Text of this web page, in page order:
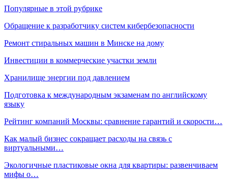
Популярные в этой рубрике
Обращение к разработчику систем кибербезопасности
Ремонт стиральных машин в Минске на дому
Инвестиции в коммерческие участки земли
Хранилище энергии под давлением
Подготовка к международным экзаменам по английскому
языку
Рейтинг компаний Москвы: сравнение гарантий и скорости…
Как малый бизнес сокращает расходы на связь с
виртуальными…
Экологичные пластиковые окна для квартиры: развенчиваем
мифы о…